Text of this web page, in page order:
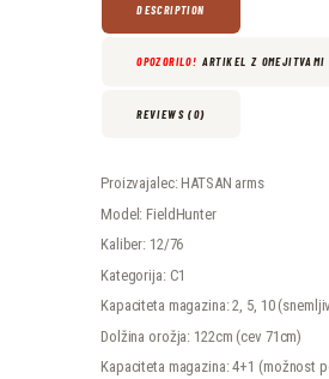
DESCRIPTION
OPOZORILO! ARTIKEL Z OMEJITVAMI
REVIEWS (0)
Proizvajalec: HATSAN arms
Model: FieldHunter
Kaliber: 12/76
Kategorija: C1
Kapaciteta magazina: 2, 5, 10
Dolžina orožja: 122cm (cev 71cm)
Kapaciteta magazina: 4+1 (možnost